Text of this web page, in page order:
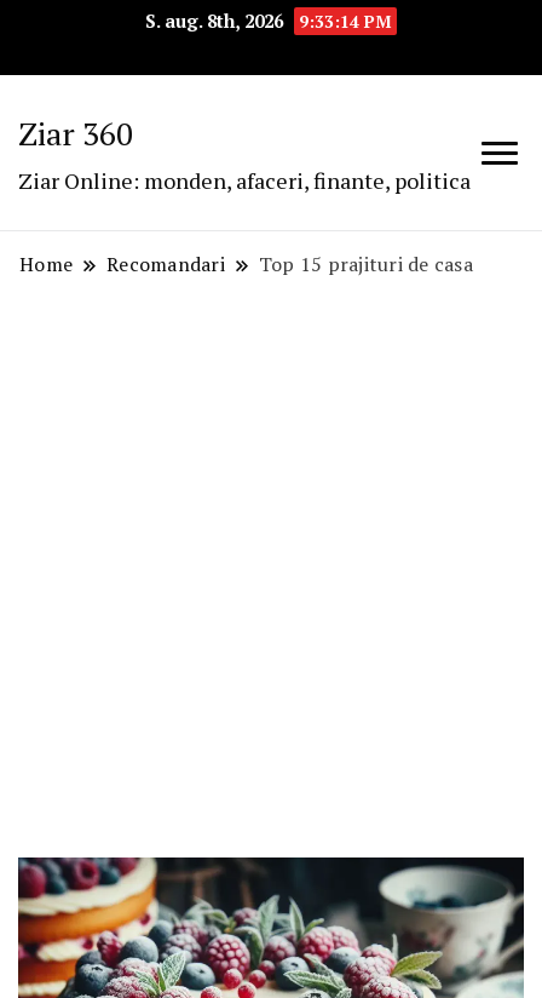
S. aug. 8th, 2026 9:33:15 PM
Ziar 360
Ziar Online: monden, afaceri, finante, politica
Home Recomandari Top 15 prajituri de casa